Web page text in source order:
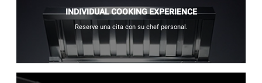
INDIVIDUAL COOKING EXPERIENCE
Reserve una cita con su chef personal.